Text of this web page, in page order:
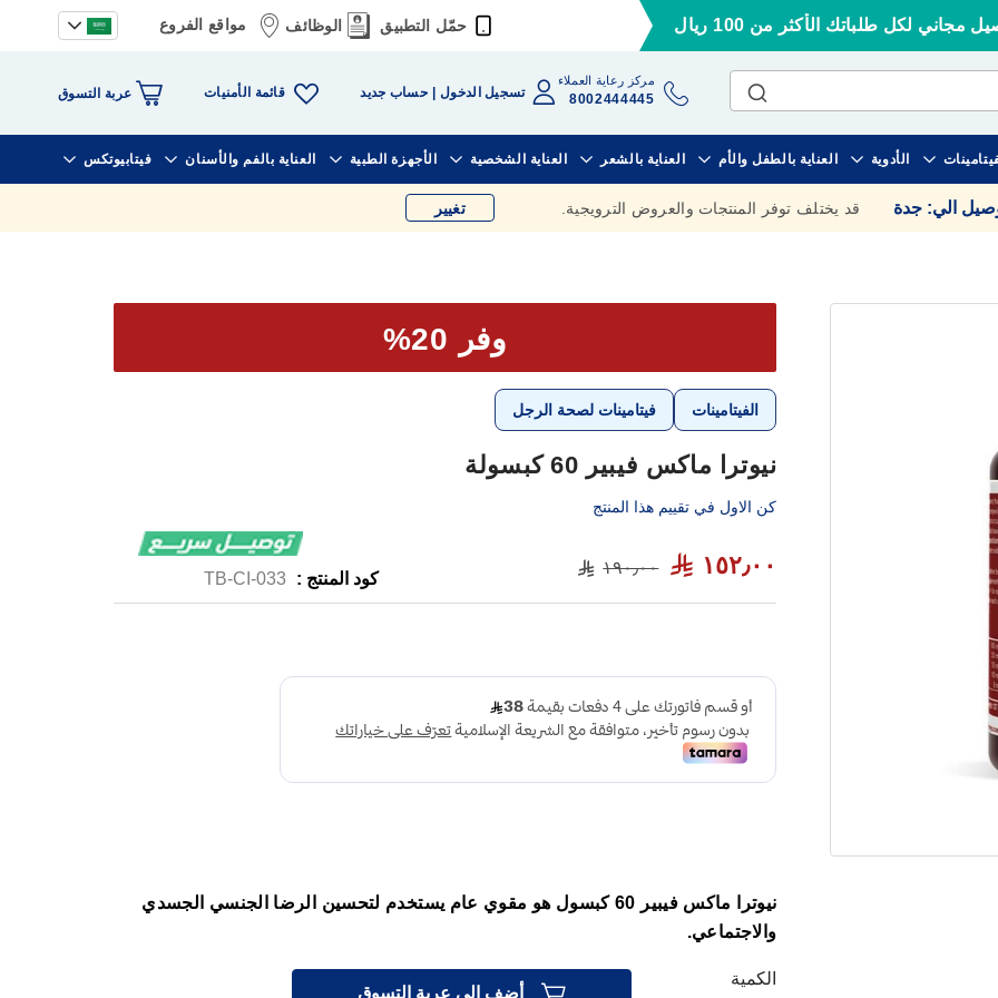
مجاني لكل طلباتك الأكثر من 100 ريال حمّل التطبيق الوظائف مواقع الفروع
مركز رعاية العملاء
8002444445 تسجيل الدخول حساب جديد قائمة الأمنيات عربة التسوق
الأدوية العناية بالطفل والأم العناية بالشعر العناية الشخصية الأجهزة الطبية العناية بالفم والأسنان فيتابيوتكس
الي: جدة قد يختلف توفر المنتجات والعروض الترويجية. تغيير
وفر 20%
الفيتامينات فيتامينات لصحة الرجل
نيوترا ماكس فيبير 60 كبسولة
كن الاول في تقييم هذا المنتج
١٥٢٫٠٠ ١٩٠٫٠٠
كود المنتج : TB-CI-033
نيوترا ماكس فيبير 60 كبسول هو مقوي عام يستخدم لتحسين الرضا الجنسي الجسدي
والاجتماعي.
الكمية
أضف إلى عربة التسوق